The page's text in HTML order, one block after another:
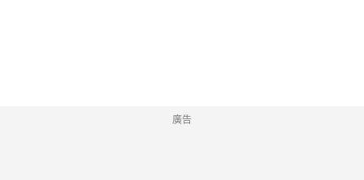
廣告